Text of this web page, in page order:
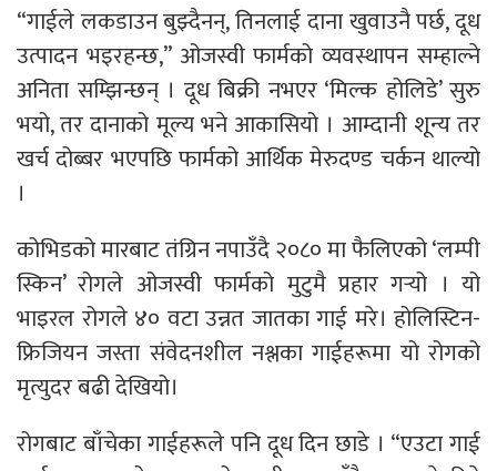
“गाईले लकडाउन बुझ्दैनन्, तिनलाई दाना खुवाउनै पर्छ, दूध
उत्पादन भइरहन्छ,” ओजस्वी फार्मको व्यवस्थापन सम्हाल्ने
अनिता सम्झिन्छन् । दूध बिक्री नभएर ‘मिल्क होलिडे’ सुरु
भयो, तर दानाको मूल्य भने आकासियो । आम्दानी शून्य तर
खर्च दोब्बर भएपछि फार्मको आर्थिक मेरुदण्ड चर्कन थाल्यो
।
कोभिडको मारबाट तंग्रिन नपाउँदै २०८० मा फैलिएको ‘लम्पी
स्किन’ रोगले ओजस्वी फार्मको मुटुमै प्रहार गर्‍यो । यो
भाइरल रोगले ४० वटा उन्नत जातका गाई मरे। होलिस्टिन-
फ्रिजियन जस्ता संवेदनशील नश्लका गाईहरूमा यो रोगको
मृत्युदर बढी देखियो।
रोगबाट बाँचेका गाईहरूले पनि दूध दिन छाडे । “एउटा गाई